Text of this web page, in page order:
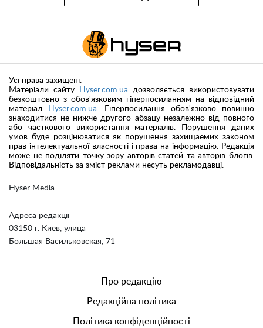
Hyser Media
Адреса редакції
03150 г. Киев, улица
Большая Васильковская, 71
Усі права захищені.
Матеріали сайту
Hyser.com.ua дозволяється використовувати
безкоштовно з обов'язковим гіперпосиланням на відповідний
матеріал
Hyser.com.ua. Гіперпосилання обов'язково повинно
знаходитися не нижче другого абзацу незалежно від повного
або часткового використання матеріалів. Порушення даних
умов буде розцінюватися як порушення захищаемих законом
прав інтелектуальної власності і права на інформацію. Редакція
може не поділяти точку зору авторів статей та авторів блогів.
Відповідальність за зміст реклами несуть рекламодавці.
Про редакцію
Редакційна політика
Політика конфіденційності